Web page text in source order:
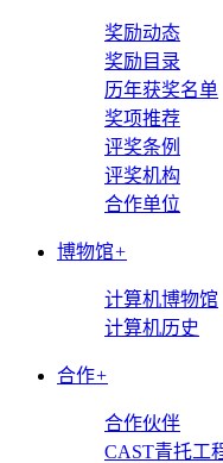
奖励动态
奖励目录
历年获奖名单
奖项推荐
评奖条例
评奖机构
合作单位
博物馆+
计算机博物馆
计算机历史
合作+
合作伙伴
CAST青托工